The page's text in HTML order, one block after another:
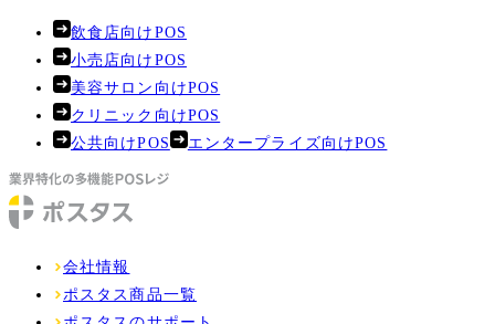
飲食店向けPOS
小売店向けPOS
美容サロン向けPOS
クリニック向けPOS
公共向けPOS
エンタープライズ向けPOS
会社情報
ポスタス商品一覧